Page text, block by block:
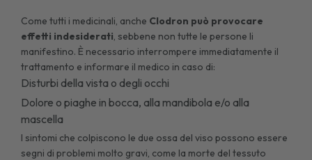
Come tutti i medicinali, anche Clodron può provocare
effetti indesiderati, sebbene non tutte le persone li
manifestino. È necessario interrompere immediatamente il
trattamento e informare il medico in caso di:
Disturbi della vista o degli occhi
Dolore o piaghe in bocca, alla mandibola e/o alla
mascella
I sintomi che colpiscono le due ossa del viso possono essere
segni di problemi molto gravi, come la morte del tessuto